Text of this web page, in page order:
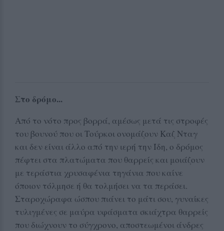
Στο δρόμο...
Από το νότο προς βορρά, αμέσως μετά τις στροφές
του βουνού που οι Τούρκοι ονομάζουν Καζ Νταγ
και δεν είναι άλλο από την ιερή την Ίδη, ο δρόμος
πέφτει στα πλατώματα που θαρρείς και μοιάζουν
με τεράστια χρυσαφένια τηγάνια που καίνε
όποιον τόλμησε ή θα τολμήσει να τα περάσει.
Σταροχώραφα ώσπου πιάνει το μάτι σου, γυναίκες
τυλιγμένες σε μαύρα υφάσματα σκιάχτρα θαρρείς
που διώχνουν το σύγχρονο, αποστεωμένοι άνδρες